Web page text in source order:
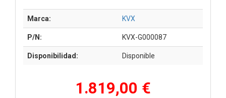
Marca: KVX
P/N: KVX-G000087
Disponibilidad: Disponible
1.819,00 €